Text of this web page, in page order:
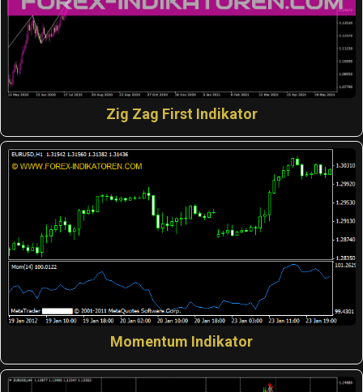
Zig Zag First Indikator
Momentum Indikator